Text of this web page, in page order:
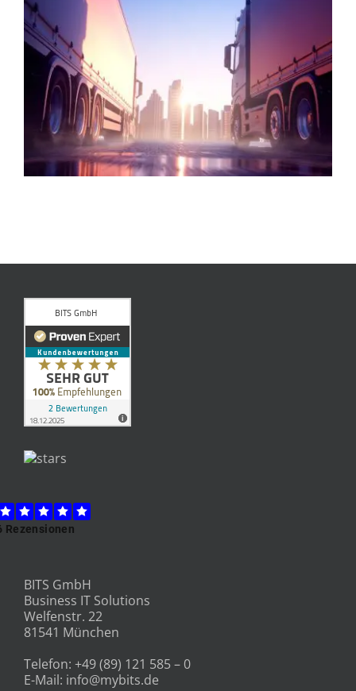
BITS GmbH
Business IT Solutions
Welfenstr. 22
81541 München
Telefon: +49 (89) 121 585 – 0
E-Mail: info@mybits.de